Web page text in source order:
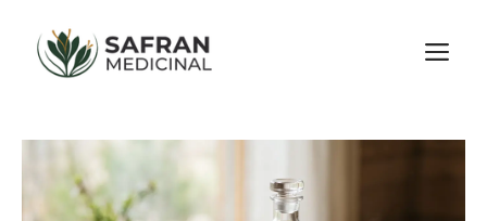
contenu